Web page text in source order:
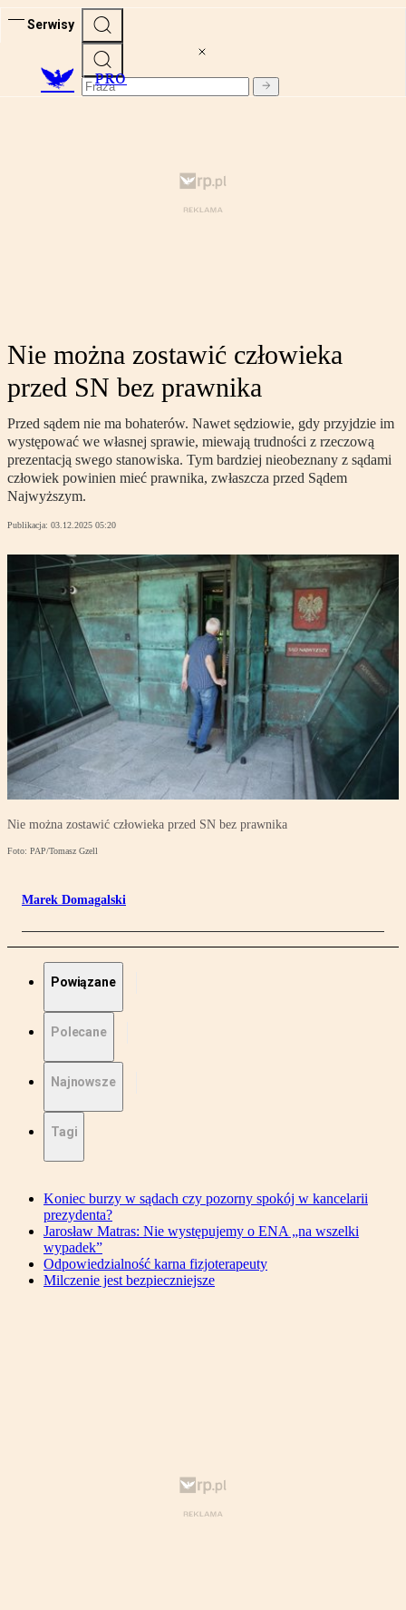
Serwisy
PRO
Nie można zostawić człowieka
przed SN bez prawnika
Przed sądem nie ma bohaterów. Nawet sędziowie, gdy przyjdzie im
występować we własnej sprawie, miewają trudności z rzeczową
prezentacją swego stanowiska. Tym bardziej nieobeznany z sądami
człowiek powinien mieć prawnika, zwłaszcza przed Sądem
Najwyższym.
Publikacja: 03.12.2025 05:20
Nie można zostawić człowieka przed SN bez prawnika
Foto: PAP/Tomasz Gzell
Marek Domagalski
Powiązane
Polecane
Najnowsze
Tagi
Koniec burzy w sądach czy pozorny spokój w kancelarii
prezydenta?
Jarosław Matras: Nie występujemy o ENA „na wszelki
wypadek”
Odpowiedzialność karna fizjoterapeuty
Milczenie jest bezpieczniejsze